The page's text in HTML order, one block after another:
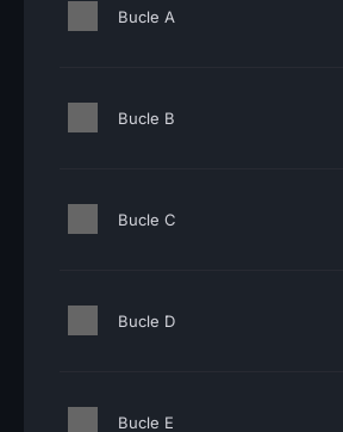
Bucle A
Bucle B
Bucle C
Bucle D
Bucle E